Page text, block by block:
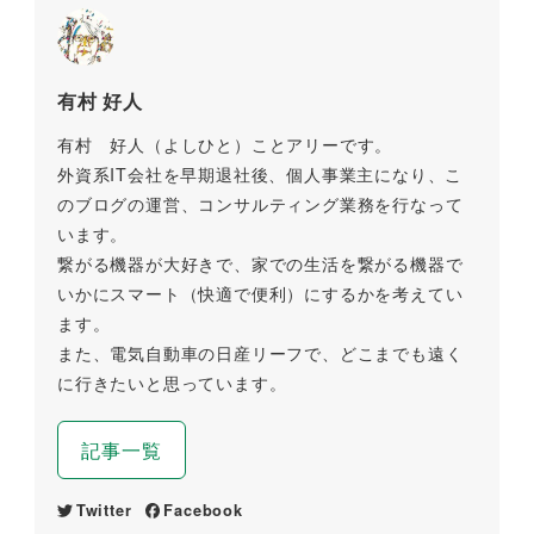
有村 好人
有村 好人（よしひと）ことアリーです。
外資系IT会社を早期退社後、個人事業主になり、こ
のブログの運営、コンサルティング業務を行なって
います。
繋がる機器が大好きで、家での生活を繋がる機器で
いかにスマート（快適で便利）にするかを考えてい
ます。
また、電気自動車の日産リーフで、どこまでも遠く
に行きたいと思っています。
記事一覧
Twitter Facebook